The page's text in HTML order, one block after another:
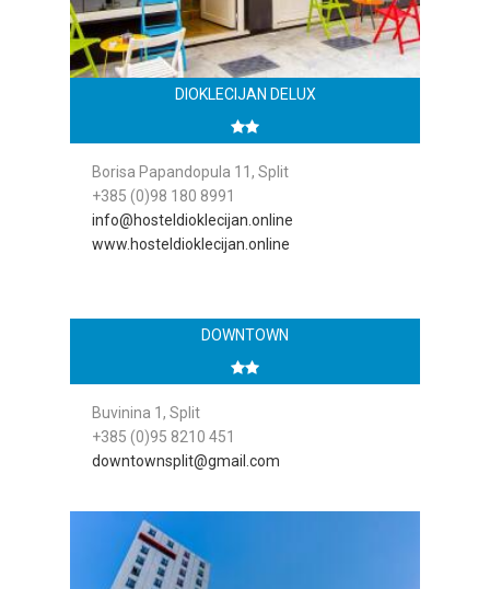
DIOKLECIJAN DELUX
Borisa Papandopula 11, Split
+385 (0)98 180 8991
info@hosteldioklecijan.online
www.hosteldioklecijan.online
DOWNTOWN
Buvinina 1, Split
+385 (0)95 8210 451
downtownsplit@gmail.com